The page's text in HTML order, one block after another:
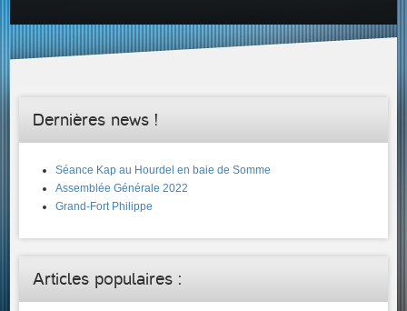
Proposer un lien sur votre site Web
Proposer un nouveau lien !
Dernières news !
Séance Kap au Hourdel en baie de Somme
Assemblée Générale 2022
Grand-Fort Philippe
Articles populaires :